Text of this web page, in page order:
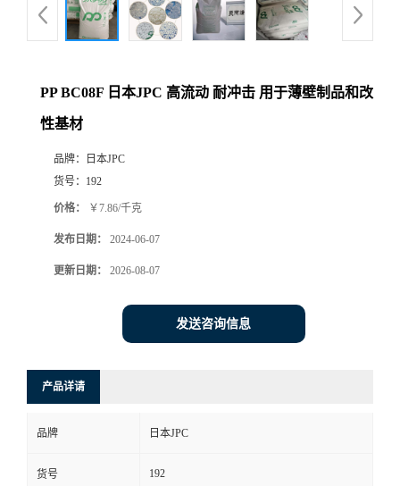
PP BC08F 日本JPC 高流动 耐冲击 用于薄壁制品和改
性基材
品牌：
日本JPC
货号： 192
价格： ￥7.86/千克
发布日期： 2024-06-07
更新日期： 2026-08-07
发送咨询信息
产品详请
品牌 日本JPC
货号 192